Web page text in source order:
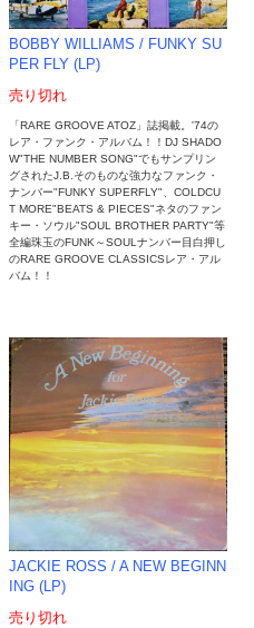
BOBBY WILLIAMS ‎/ FUNKY SU
PER FLY (LP)
売り切れ
「RARE GROOVE ATOZ」誌掲載。'74の
レア・ファンク・アルバム！！DJ SHADO
W"THE NUMBER SONG"でもサンプリン
グされたJ.B.そのものな強力なファンク・
ナンバー"FUNKY SUPERFLY"、COLDCU
T MORE"BEATS & PIECES"ネタのファン
キー・ソウル"SOUL BROTHER PARTY"等
全編珠玉のFUNK～SOULナンバー目白押し
のRARE GROOVE CLASSICSレア・アル
バム！！
JACKIE ROSS ‎/ A NEW BEGINN
ING (LP)
売り切れ